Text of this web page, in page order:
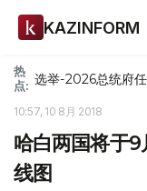
KAZINFORM
热
点: 选举-2026总统府
10:57, 10 8月 2018
哈白两国将于
线图